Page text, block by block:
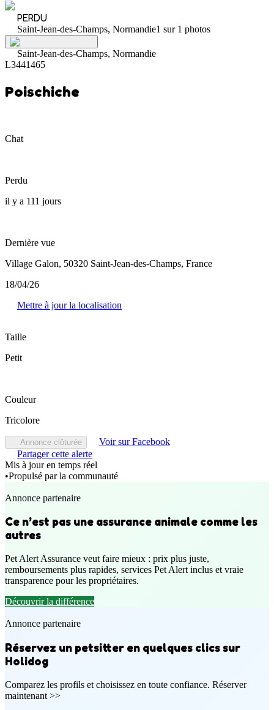
PERDU
Saint-Jean-des-Champs, Normandie1 sur 1 photos
Saint-Jean-des-Champs, Normandie
L3441465
Poischiche
Chat
Perdu
il y a 111 jours
Dernière vue
Village Galon, 50320 Saint-Jean-des-Champs, France
18/04/26
Mettre à jour la localisation
Taille
Petit
Couleur
Tricolore
Annonce clôturée
Voir sur Facebook
Partager cette alerte
Mis à jour en temps réel
•Propulsé par la communauté
Annonce partenaire
Ce n’est pas une assurance animale comme les
autres
Pet Alert Assurance veut faire mieux : prix plus juste,
remboursements plus rapides, services Pet Alert inclus et vraie
transparence pour les propriétaires.
Découvrir la différence
Annonce partenaire
Réservez un petsitter en quelques clics sur
Holidog
Comparez les profils et choisissez en toute confiance. Réserver
maintenant >>